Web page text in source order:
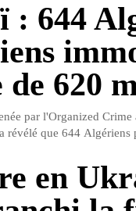
: 644
de 620
par l'Organized
révélé que 644 Algériens
en